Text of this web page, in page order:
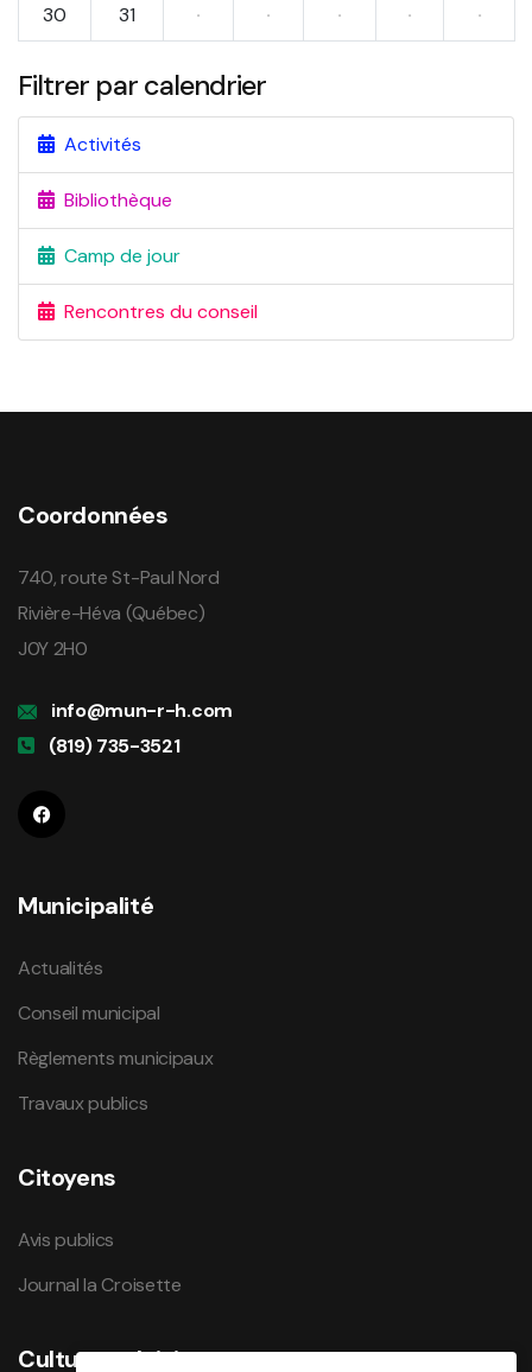
30 31 · · · · ·
Filtrer par calendrier
Activités
Bibliothèque
Camp de jour
Rencontres du conseil
Coordonnées
740, route St-Paul Nord
Rivière-Héva (Québec)
J0Y 2H0
info@mun-r-h.com
(819) 735-3521
Municipalité
Actualités
Conseil municipal
Règlements municipaux
Travaux publics
Citoyens
Avis publics
Journal la Croisette
Culture et loisirs